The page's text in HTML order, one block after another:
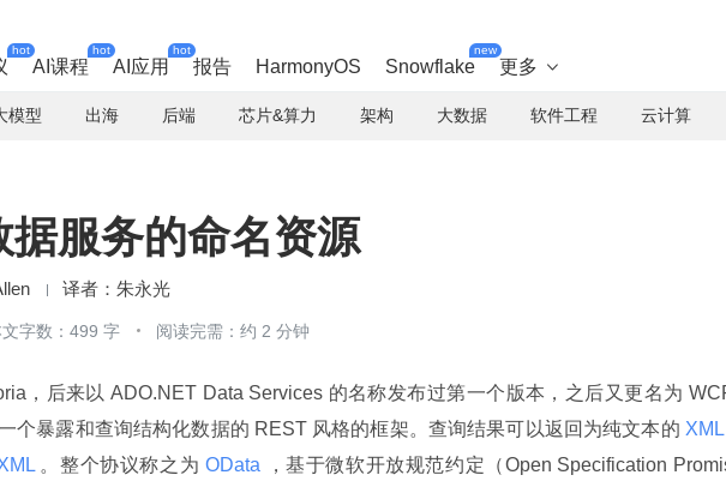
hot
AI课程
hot
AI应用
hot
报告 HarmonyOS Snowflake
new
更多 
模型 出海 后端 芯片&算力 架构 大数据 软件工程 云计算
据服务的命名资源
朱永光
字数：499 字 阅读完需：约 2 分钟
，后来以 ADO.NET Data Services 的名称发布过第一个版本，之后又更名为
个暴露和查询结构化数据的 REST 风格的框架。查询结果可以返回为纯文本的 XML
。整个协议称之为 OData
，基于微软开放规范约定（Open Specification